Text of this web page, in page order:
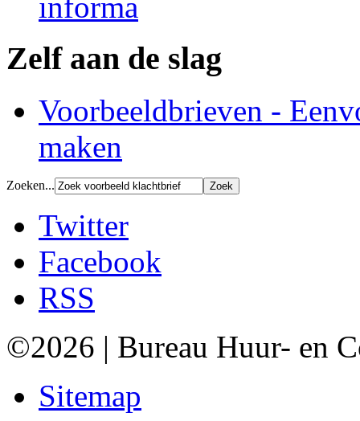
Zelf aan de slag
Voorbeeldbrieven -
maken
Zoeken...
Twitter
Facebook
RSS
©2026 | Bureau Huur- en
Sitemap